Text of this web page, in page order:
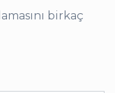
birkaç